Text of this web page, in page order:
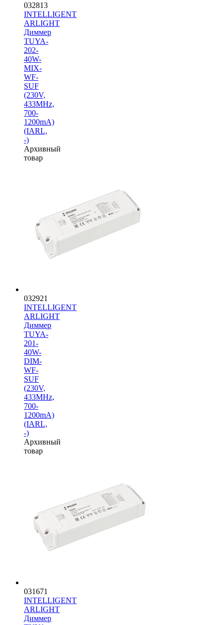
032813
INTELLIGENT
ARLIGHT
Диммер
TUYA-
202-
40W-
MIX-
WF-
SUF
(230V,
433MHz,
700-
1200mA)
(IARL,
-)
Архивный
товар
032921
INTELLIGENT
ARLIGHT
Диммер
TUYA-
201-
40W-
DIM-
WF-
SUF
(230V,
433MHz,
700-
1200mA)
(IARL,
-)
Архивный
товар
031671
INTELLIGENT
ARLIGHT
Диммер